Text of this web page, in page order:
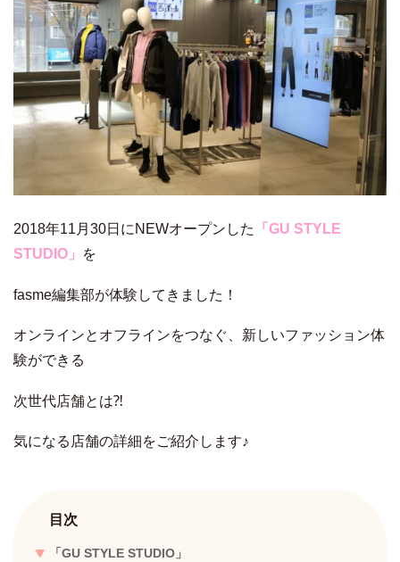
2018年11月30日にNEWオープンした
「GU STYLE
STUDIO」
を
fasme編集部が体験してきました！
オンラインとオフラインをつなぐ、新しいファッション体
験ができる
次世代店舗とは⁈
気になる店舗の詳細をご紹介します♪
目次
「GU STYLE STUDIO」